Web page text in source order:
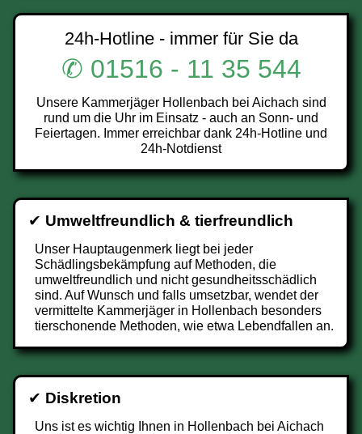
24h-Hotline - immer für Sie da
✆ 01516 - 11 35 544
Unsere Kammerjäger Hollenbach bei Aichach sind
rund um die Uhr im Einsatz - auch an Sonn- und
Feiertagen. Immer erreichbar dank 24h-Hotline und
24h-Notdienst
✔ Umweltfreundlich & tierfreundlich
Unser Hauptaugenmerk liegt bei jeder
Schädlingsbekämpfung auf Methoden, die
umweltfreundlich und nicht gesundheitsschädlich
sind. Auf Wunsch und falls umsetzbar, wendet der
vermittelte Kammerjäger in Hollenbach besonders
tierschonende Methoden, wie etwa Lebendfallen an.
✔ Diskretion
Uns ist es wichtig Ihnen in Hollenbach bei Aichach